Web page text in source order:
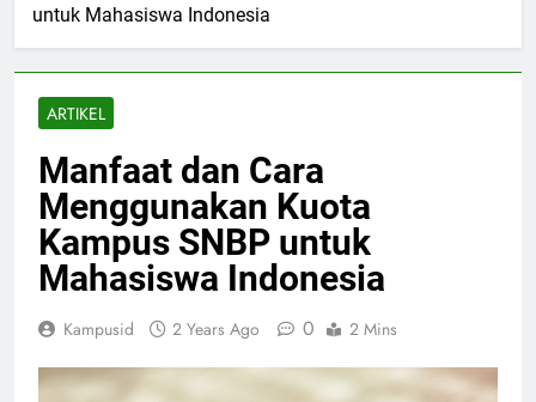
untuk Mahasiswa Indonesia
ARTIKEL
Manfaat dan Cara
Menggunakan Kuota
Kampus SNBP untuk
Mahasiswa Indonesia
Kampusid 2 Years Ago 0 2 Mins